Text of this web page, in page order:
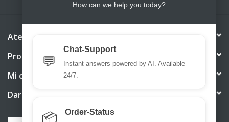
Atención al cliente
Productos
Mi cuenta
DarkBull TrendStore
How can we help you today?
💬
Chat-Support
Instant answers powered by AI. Available
24/7.
📦 Order-Status